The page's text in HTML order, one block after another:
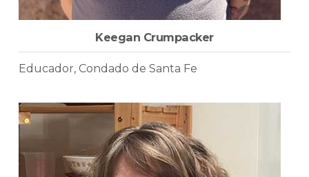
Keegan Crumpacker
Educador, Condado de Santa Fe